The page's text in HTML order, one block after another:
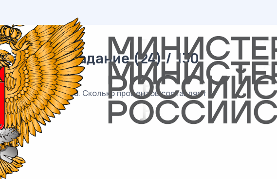
/ 20 задание (24) / 130
же вещества. Сколько процентов составляет